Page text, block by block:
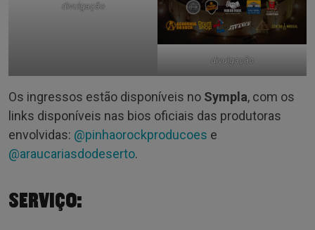
divulgação
divulgação
Os ingressos estão disponíveis no Sympla, com os
links disponíveis nas bios oficiais das produtoras
envolvidas: @pinhaorockproducoes e
@araucariasdodeserto.
SERVIÇO: